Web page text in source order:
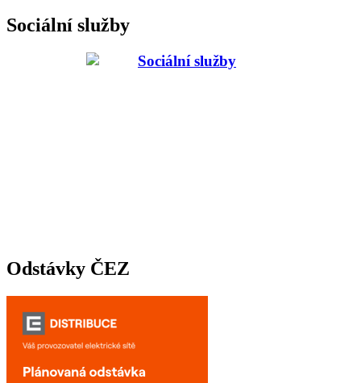
Sociální služby
Odstávky ČEZ